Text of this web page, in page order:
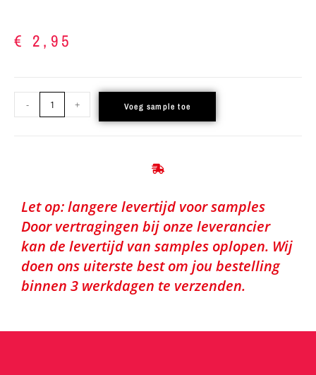
€ 2,95
- + Voeg sample toe
Let op: langere levertijd voor samples
Door vertragingen bij onze leverancier
kan de levertijd van samples oplopen. Wij
doen ons uiterste best om jou bestelling
binnen 3 werkdagen te verzenden.